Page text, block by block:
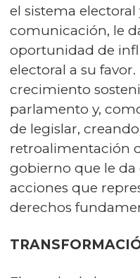
el sistema
comunicación, le
oportunidad de
electoral a su
crecimiento
parlamento y,
de legislar,
retroalimentación
gobierno que le
acciones que
derechos